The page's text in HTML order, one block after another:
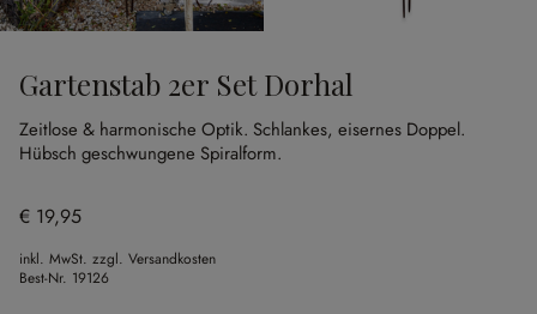
Gartenstab 2er Set Dorhal
Zeitlose & harmonische Optik. Schlankes, eisernes Doppel.
Hübsch geschwungene Spiralform.
€ 19,95
inkl. MwSt. zzgl. Versandkosten
Best-Nr. 19126